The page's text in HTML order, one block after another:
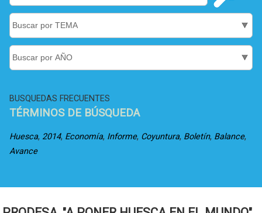
BUSQUEDAS FRECUENTES
TÉRMINOS DE BÚSQUEDA
Huesca, 2014, Economía, Informe, Coyuntura, Boletín, Balance,
Avance